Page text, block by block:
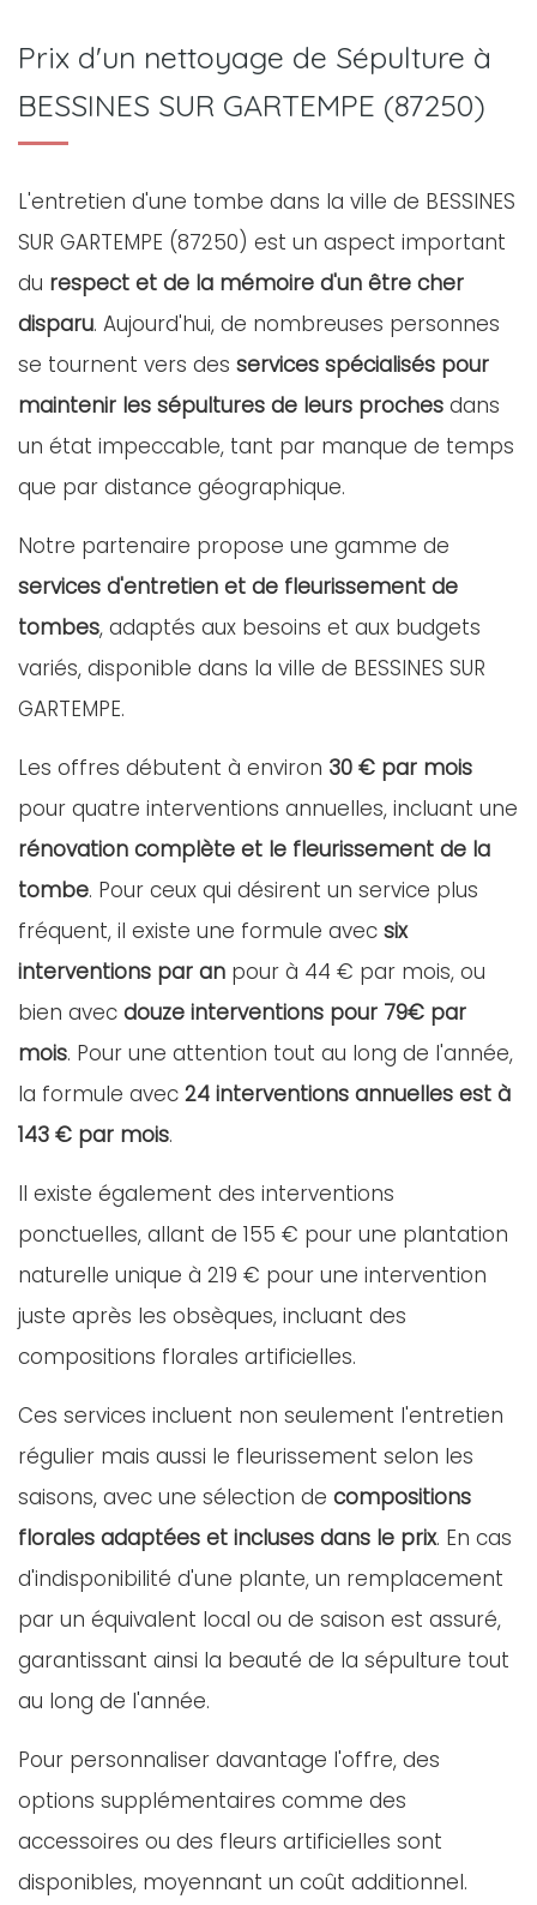
Prix d'un nettoyage de Sépulture à
BESSINES SUR GARTEMPE (87250)
L'entretien d'une tombe dans la ville de BESSINES
SUR GARTEMPE (87250) est un aspect important
du respect et de la mémoire d'un être cher
disparu. Aujourd'hui, de nombreuses personnes
se tournent vers des services spécialisés pour
maintenir les sépultures de leurs proches dans
un état impeccable, tant par manque de temps
que par distance géographique.
Notre partenaire propose une gamme de
services d'entretien et de fleurissement de
tombes, adaptés aux besoins et aux budgets
variés, disponible dans la ville de BESSINES SUR
GARTEMPE.
Les offres débutent à environ 30 € par mois
pour quatre interventions annuelles, incluant une
rénovation complète et le fleurissement de la
tombe. Pour ceux qui désirent un service plus
fréquent, il existe une formule avec six
interventions par an pour à 44 € par mois, ou
bien avec douze interventions pour 79€ par
mois. Pour une attention tout au long de l'année,
la formule avec 24 interventions annuelles est à
143 € par mois.
Il existe également des interventions
ponctuelles, allant de 155 € pour une plantation
naturelle unique à 219 € pour une intervention
juste après les obsèques, incluant des
compositions florales artificielles.
Ces services incluent non seulement l'entretien
régulier mais aussi le fleurissement selon les
saisons, avec une sélection de compositions
florales adaptées et incluses dans le prix. En cas
d'indisponibilité d'une plante, un remplacement
par un équivalent local ou de saison est assuré,
garantissant ainsi la beauté de la sépulture tout
au long de l'année.
Pour personnaliser davantage l'offre, des
options supplémentaires comme des
accessoires ou des fleurs artificielles sont
disponibles, moyennant un coût additionnel.